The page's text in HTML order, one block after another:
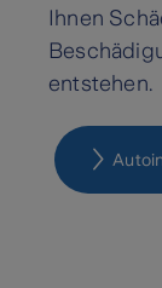
Ihnen
entstehen.